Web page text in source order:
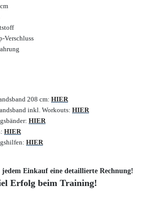
Verschluss
208 cm: HIER
inkl. Workouts: HIER
HIER
HIER
HIER
jedem Einkauf eine detaillierte Rechnung!
Erfolg beim Training!